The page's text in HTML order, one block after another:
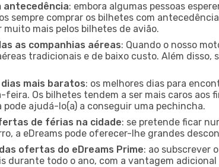
antecedência: embora algumas pessoas
sempre comprar os bilhetes com
muito mais pelos bilhetes de avião.
as companhias aéreas: Quando o nosso
tradicionais e de baixo custo. Além
mais baratos: os melhores dias para
Os bilhetes tendem a ser mais caros aos
pode ajudá-lo(a) a conseguir uma pechincha.
de férias na cidade: se pretende ficar
a eDreams pode oferecer-lhe grandes
ofertas do eDreams Prime: ao subscrever
durante todo o ano, com a vantagem